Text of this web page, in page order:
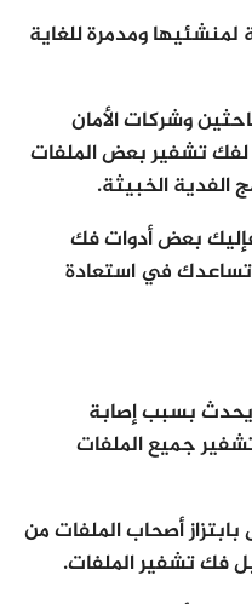
لمنشئيها ومدمرة للغاية
وشركات الأمان
لفك تشفير بعض الملفات
الفدية الخبيثة.
فإليك بعض أدوات فك
تساعدك في استعادة
يحدث بسبب إصابة
جميع الملفات
أصحاب الملفات من
فك تشفير الملفات.